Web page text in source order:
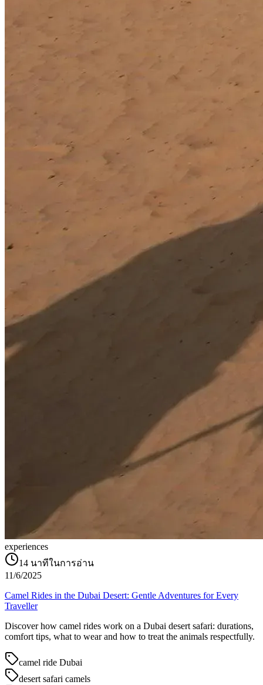
experiences
14 นาทีในการอ่าน
11/6/2025
Camel Rides in the Dubai Desert: Gentle Adventures for Every
Traveller
Discover how camel rides work on a Dubai desert safari: durations,
comfort tips, what to wear and how to treat the animals respectfully.
camel ride Dubai
desert safari camels